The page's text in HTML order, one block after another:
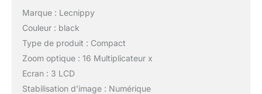
Marque : Lecnippy
Couleur : black
Type de produit : Compact
Zoom optique : 16 Multiplicateur x
Ecran : 3 LCD
Stabilisation d’image : Numérique